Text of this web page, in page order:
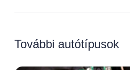
További autótípusok